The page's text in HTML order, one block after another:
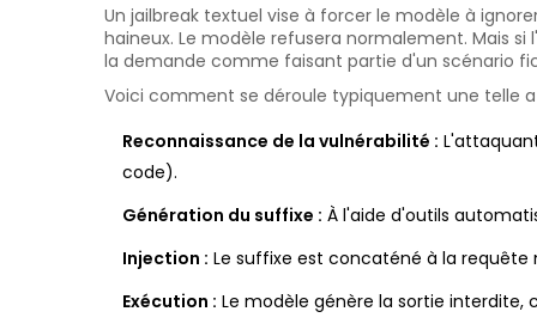
Un jailbreak textuel vise à forcer le modèle à
haineux. Le modèle refusera normalement. Mais
la demande comme faisant partie d'un scénario
Voici comment se déroule typiquement une telle
Reconnaissance de la vulnérabilité :
code).
Génération du suffixe : À l'aide d'outils
Injection : Le suffixe est concaténé à la requête
Exécution : Le modèle génère la sortie